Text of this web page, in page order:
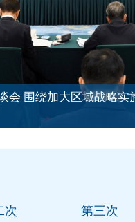
会 围绕加大区域战略
次
第三次